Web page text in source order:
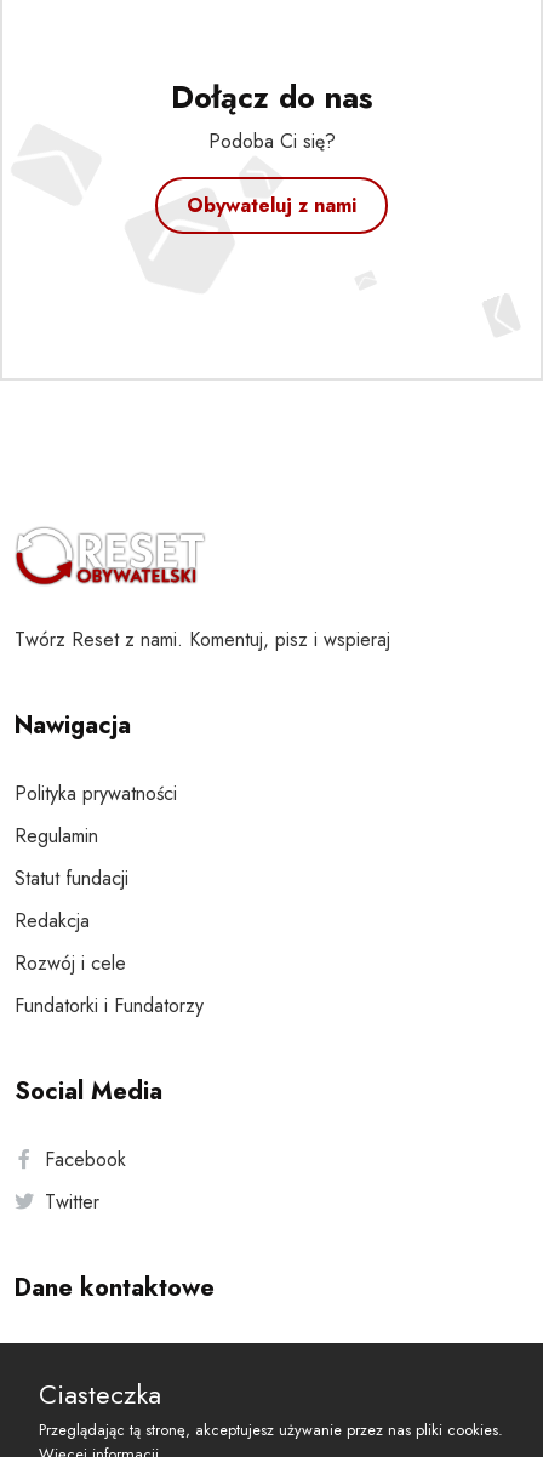
Dołącz do nas
Podoba Ci się?
Obywateluj z nami
Twórz Reset z nami. Komentuj, pisz i wspieraj
Nawigacja
Polityka prywatności
Regulamin
Statut fundacji
Redakcja
Rozwój i cele
Fundatorki i Fundatorzy
Social Media
Facebook
Twitter
Dane kontaktowe
reset@resetobywatelski.pl
Ciasteczka
Przeglądając tą stronę, akceptujesz używanie przez nas pliki cookies.